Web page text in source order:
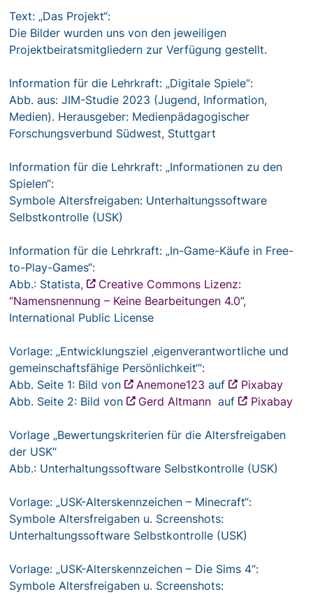
Text: „Das Projekt“:
Die Bilder wurden uns von den jeweiligen
Projektbeiratsmitgliedern zur Verfügung gestellt.
Information für die Lehrkraft: „Digitale Spiele“:
Abb. aus: JIM-Studie 2023 (Jugend, Information,
Medien). Herausgeber: Medienpädagogischer
Forschungsverbund Südwest, Stuttgart
Information für die Lehrkraft: „Informationen zu den
Spielen“:
Symbole Altersfreigaben: Unterhaltungssoftware
Selbstkontrolle (USK)
Information für die Lehrkraft: „In-Game-Käufe in Free-
to-Play-Games“:
Abb.: Statista,
Creative Commons Lizenz:
“Namensnennung – Keine Bearbeitungen 4.0”,
International Public License
Vorlage: „Entwicklungsziel ‚eigenverantwortliche und
gemeinschaftsfähige Persönlichkeit‘“:
Abb. Seite 1: Bild von
Anemone123 auf
Pixabay
Abb. Seite 2: Bild von
Gerd Altmann auf Pixabay
Vorlage „Bewertungskriterien für die Altersfreigaben
der USK“
Abb.: Unterhaltungssoftware Selbstkontrolle (USK)
Vorlage: „USK-Alterskennzeichen – Minecraft“:
Symbole Altersfreigaben u. Screenshots:
Unterhaltungssoftware Selbstkontrolle (USK)
Vorlage: „USK-Alterskennzeichen – Die Sims 4“:
Symbole Altersfreigaben u. Screenshots: